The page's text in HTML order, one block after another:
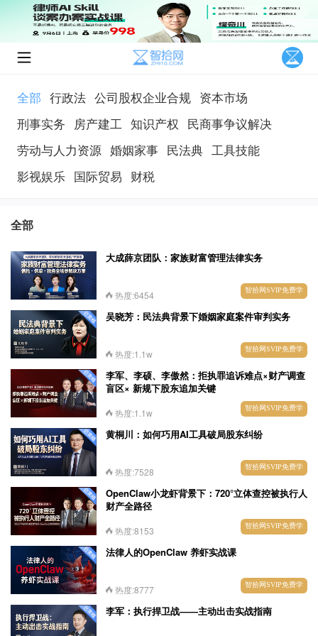
全部 行政法 公司股权企业合规 资本市场
刑事实务 房产建工 知识产权 民商事争议解决
劳动与人力资源 婚姻家事 民法典 工具技能
影视娱乐 国际贸易 财税
全部
大成薛京团队：家族财富管理法律实务
热度:6454 智拾网SVIP免费学
吴晓芳：民法典背景下婚姻家庭案件审判实务
热度:1.1w 智拾网SVIP免费学
李军、李硕、李傲然：拒执罪追诉难点×财产调查
盲区× 新规下股东追加关键
热度:1.1w 智拾网SVIP免费学
黄桐川：如何巧用AI工具破局股东纠纷
热度:7528 智拾网SVIP免费学
OpenClaw小龙虾背景下：720°立体查控被执行人
财产全路径
热度:8153 智拾网SVIP免费学
法律人的OpenClaw 养虾实战课
热度:8777 智拾网SVIP免费学
李军：执行捍卫战——主动出击实战指南